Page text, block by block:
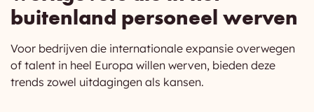
buitenland personeel werven
Voor bedrijven die internationale expansie overwegen
of talent in heel Europa willen werven, bieden deze
trends zowel uitdagingen als kansen.